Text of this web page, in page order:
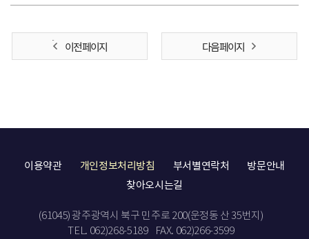
이전 페이지 다음 페이지
이용약관 개인정보처리방침 부서별연락처
방문안내
찾아오시는길
(61045) 광주광역시 북구 민주로 200(운정동 산 35번지)
TEL. 062)268-5189
FAX. 062)266-3599